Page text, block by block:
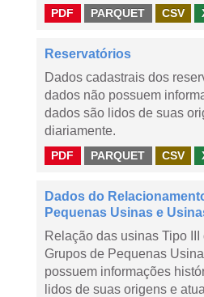
PDF PARQUET CSV
Reservatórios
Dados cadastrais dos
dados não possuem
dados são lidos de suas
diariamente.
PDF PARQUET CSV
Dados do
Pequenas Usinas e
Relação das usinas Tipo
Grupos de Pequenas
possuem informações
lidos de suas origens e